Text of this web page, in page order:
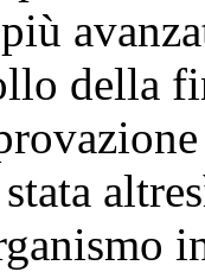
della